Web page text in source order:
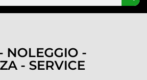
NOLEGGIO -
- SERVICE